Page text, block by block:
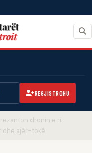
REGJISTROHU
dronin e ri
dhe ajër-tokë